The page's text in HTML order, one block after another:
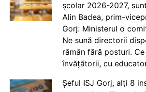
școlar 2026-2027,
Alin Badea, prim-
Gorj: Ministerul o
Ne sună directorii
rămân fără posturi.
învățătorii, cu
Șeful ISJ Gorj, alți 8